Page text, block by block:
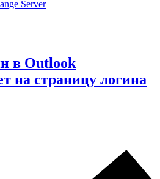
Server
в Outlook
на страницу логина